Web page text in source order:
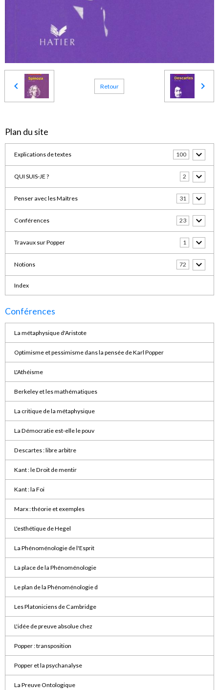
Retour
Plan du site
Explications de textes 100
QUI SUIS-JE ? 2
Penser avec les Maîtres 31
Conférences 23
Travaux sur Popper 1
Notions 72
Index
Conférences
La métaphysique d'Aristote
Optimisme et pessimisme dans la pensée de Karl Popper
L'Athéisme
Berkeley et les mathématiques
La critique de la métaphysique
La Démocratie est-elle le pouv
Descartes : libre arbitre
Kant : le Droit de mentir
Kant : la Foi
Marx : théorie et exemples
L'esthétique de Hegel
La Phénoménologie de l'Esprit
La place de la Phénoménologie
Le plan de la Phénoménologie d
Les Platoniciens de Cambridge
L'idée de preuve absolue chez
Popper : transposition
Popper et la psychanalyse
La Preuve Ontologique